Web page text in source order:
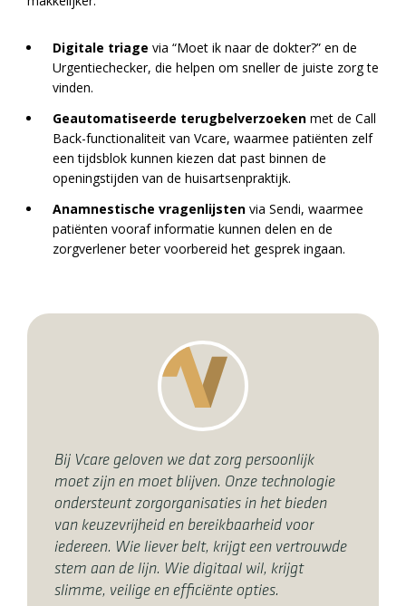
Digitale triage via “Moet ik naar de dokter?” en de
Urgentiechecker, die helpen om sneller de juiste zorg te
vinden.
Geautomatiseerde terugbelverzoeken met de Call
Back-functionaliteit van Vcare, waarmee patiënten zelf
een tijdsblok kunnen kiezen dat past binnen de
openingstijden van de huisartsenpraktijk.
Anamnestische vragenlijsten via Sendi, waarmee
patiënten vooraf informatie kunnen delen en de
zorgverlener beter voorbereid het gesprek ingaan.
Bij Vcare geloven we dat zorg persoonlijk
moet zijn en moet blijven. Onze technologie
ondersteunt zorgorganisaties in het bieden
van keuzevrijheid en bereikbaarheid voor
iedereen. Wie liever belt, krijgt een vertrouwde
stem aan de lijn. Wie digitaal wil, krijgt
slimme, veilige en efficiënte opties.